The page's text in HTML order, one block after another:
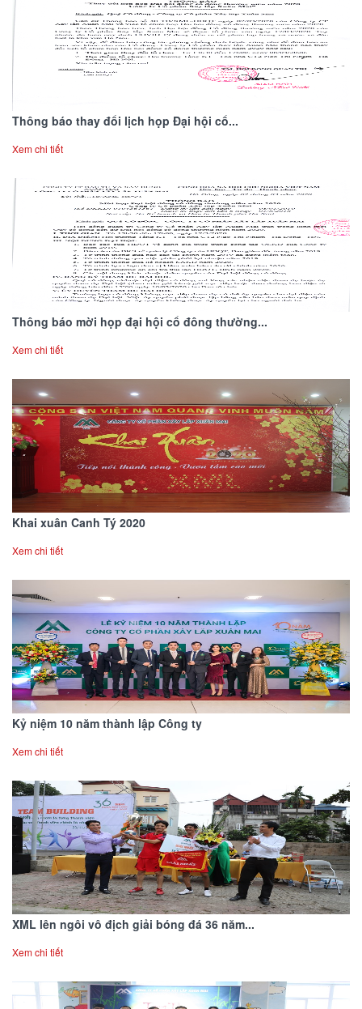
Thông báo thay đổi lịch họp Đại hội cổ...
Xem chi tiết
Thông báo mời họp đại hội cổ đông thường...
Xem chi tiết
Khai xuân Canh Tý 2020
Xem chi tiết
Kỷ niệm 10 năm thành lập Công ty
Xem chi tiết
XML lên ngôi vô địch giải bóng đá 36 năm...
Xem chi tiết